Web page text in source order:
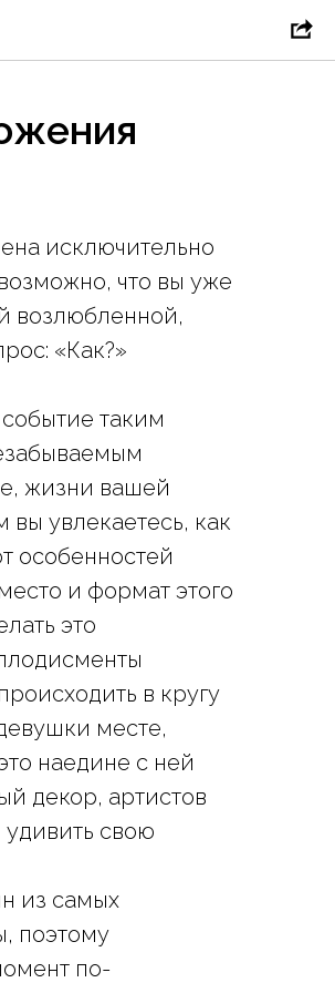
исключительно
что вы уже
возлюбленной,
«Как?»
таким
жизни вашей
увлекаетесь, как
особенностей
и формат этого
это
в кругу
месте,
наедине с ней
декор, артистов
удивить свою
из самых
поэтому
по-